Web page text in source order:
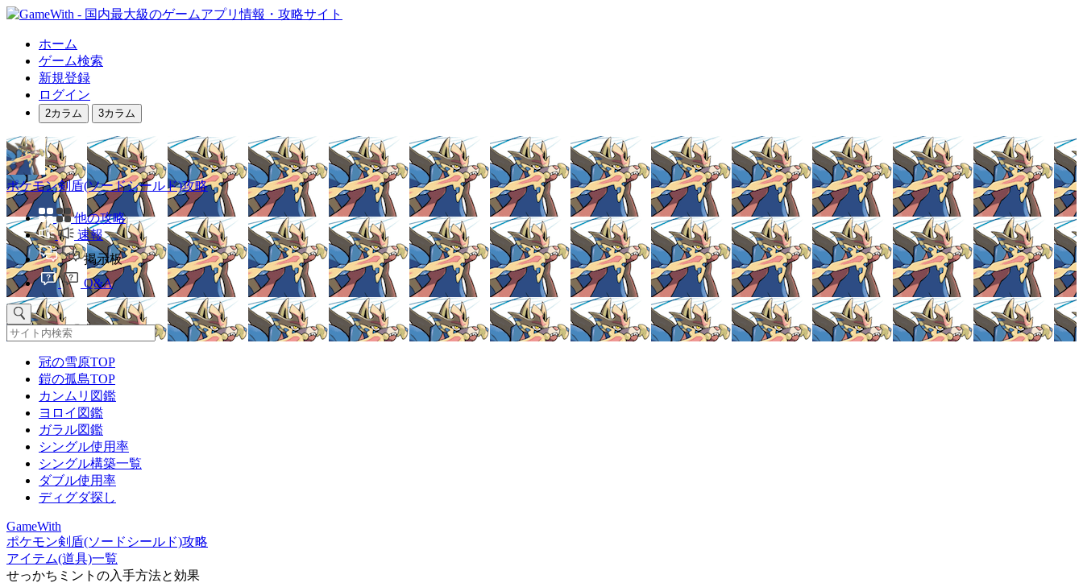
ホーム
ゲーム検索
新規登録
ログイン
2カラム 3カラム
ポケモン剣盾(ソードシールド)攻略
他の攻略
速報
掲示板
Q&A
冠の雪原TOP
鎧の孤島TOP
カンムリ図鑑
ヨロイ図鑑
ガラル図鑑
シングル使用率
シングル構築一覧
ダブル使用率
ディグダ探し
GameWith
ポケモン剣盾(ソードシールド)攻略
アイテム(道具)一覧
せっかちミントの入手方法と効果